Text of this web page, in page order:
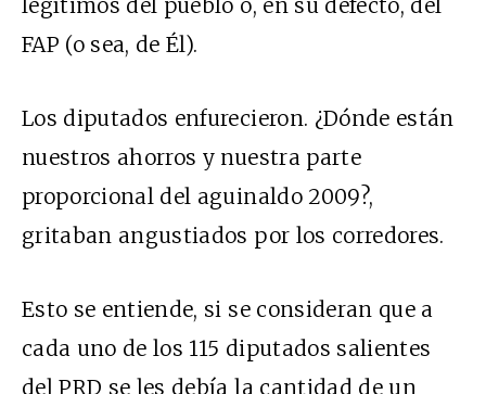
legítimos del pueblo o, en su defecto, del
FAP (o sea, de Él).
Los diputados enfurecieron. ¿Dónde están
nuestros ahorros y nuestra parte
proporcional del aguinaldo 2009?,
gritaban angustiados por los corredores.
Esto se entiende, si se consideran que a
cada uno de los 115 diputados salientes
del PRD se les debía la cantidad de un